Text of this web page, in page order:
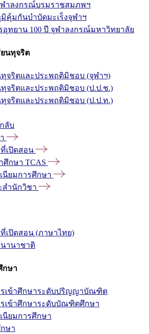
าลงกรณ์บรมราชสมภพฯ
คุ้มกันบำบัดมะเร็งจุฬาฯ
อุทยาน 100 ปี จุฬาลงกรณ์มหาวิทยาลัย
ยนทุจริต
ทุจริตและประพฤติมิชอบ (จุฬาฯ)
ทุจริตและประพฤติมิชอบ (ป.ป.ช.)
ทุจริตและประพฤติมิชอบ (ป.ป.ท.)
ลับ
เปิดสอน
ศึกษา TCAS
นียมการศึกษา
ำนักวิชา
เปิดสอน (ภาษาไทย)
านาชาติ
กษา
เข้าศึกษาระดับปริญญาบัณฑิต
เข้าศึกษาระดับบัณฑิตศึกษา
นียมการศึกษา
ษา